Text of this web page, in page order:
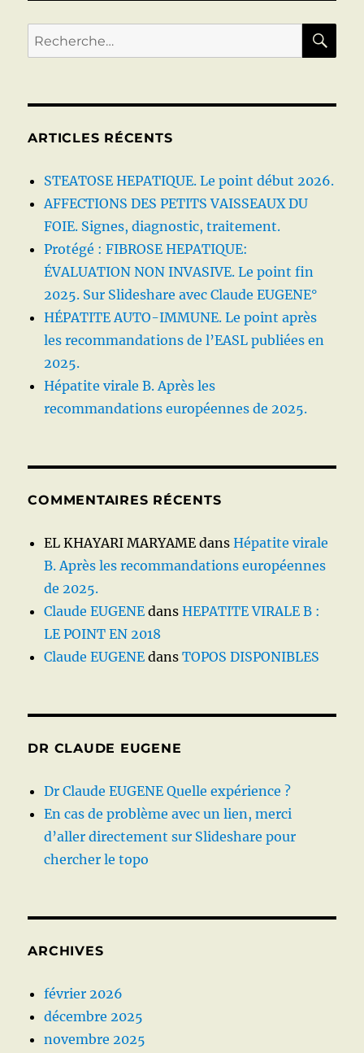
BILIAIRES
(CBP,
CSP):
?
Recherche
pour :
ARTICLES RÉCENTS
STEATOSE HEPATIQUE. Le point début 2026.
AFFECTIONS DES PETITS VAISSEAUX DU
FOIE. Signes, diagnostic, traitement.
Protégé : FIBROSE HEPATIQUE:
ÉVALUATION NON INVASIVE. Le point fin
2025. Sur Slideshare avec Claude EUGENE°
HÉPATITE AUTO-IMMUNE. Le point après
les recommandations de l’EASL publiées en
2025.
Hépatite virale B. Après les
recommandations européennes de 2025.
COMMENTAIRES RÉCENTS
EL KHAYARI MARYAME dansHépatite virale
B. Après les recommandations européennes
de 2025.
Claude EUGENE dansHEPATITE VIRALE B :
LE POINT EN 2018
Claude EUGENE dansTOPOS DISPONIBLES
DR CLAUDE EUGENE
Dr Claude EUGENE Quelle expérience ?
En cas de problème avec un lien, merci
d’aller directement sur Slideshare pour
chercher le topo
ARCHIVES
février 2026
décembre 2025
novembre 2025